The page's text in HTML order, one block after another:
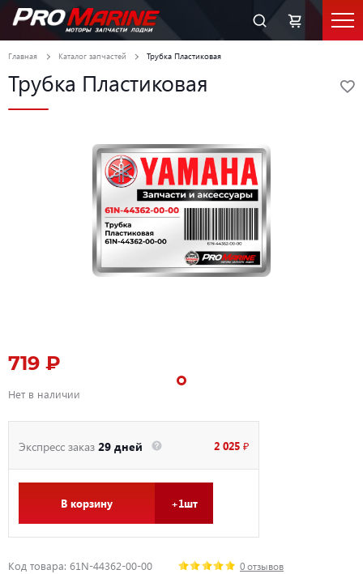
Главная Каталог запчастей Трубка Пластиковая
Трубка Пластиковая
719 ₽
Нет в наличии
Экспресс заказ 29 дней 2 025 ₽
В корзину +1шт
Код товара: 61N-44362-00-00 0 отзывов